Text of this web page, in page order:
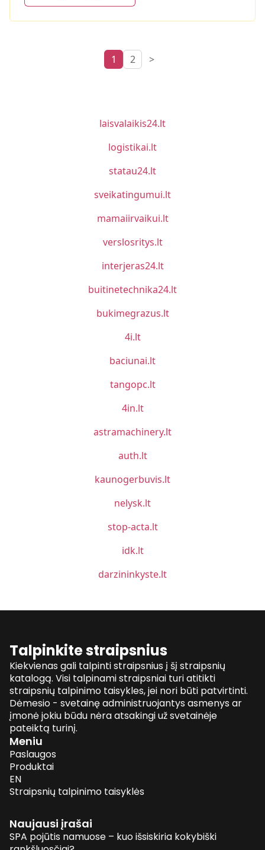
1 2 >
laisvalaikis24.lt
logistikai.lt
statau24.lt
sveikatingumui.lt
mamaiirvaikui.lt
verslosritys.lt
interjeras24.lt
buitinetechnika24.lt
bukimegrazus.lt
4i.lt
baciunai.lt
tangopc.lt
4in.lt
astramachinery.lt
auth.lt
kaunogerbuvis.lt
nelysk.lt
stop-acta.lt
idk.lt
darzininkyste.lt
Talpinkite straipsnius
Kiekvienas gali talpinti straipsnius į šį straipsnių
katalogą. Visi talpinami straipsniai turi atitikti
straipsnių talpinimo taisykles, jei nori būti patvirtinti.
Dėmesio - svetainę administruojantys asmenys ar
įmonė jokiu būdu nėra atsakingi už svetainėje
pateiktą turinį.
Meniu
Paslaugos
Produktai
EN
Straipsnių talpinimo taisyklės
Naujausi įrašai
SPA pojūtis namuose – kuo išsiskiria kokybiški